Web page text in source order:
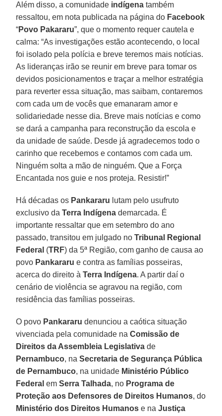
Além disso, a comunidade indígena também
ressaltou, em nota publicada na página do Facebook
“Povo Pakararu”, que o momento requer cautela e
calma: “As investigações estão acontecendo, o local
foi isolado pela polícia e breve teremos mais notícias.
As lideranças irão se reunir em breve para tomar os
devidos posicionamentos e traçar a melhor estratégia
para reverter essa situação, mas saibam, contaremos
com cada um de vocês que emanaram amor e
solidariedade nesse dia. Breve mais notícias e como
se dará a campanha para reconstrução da escola e
da unidade de saúde. Desde já agradecemos todo o
carinho que recebemos e contamos com cada um.
Ninguém solta a mão de ninguém. Que a Força
Encantada nos guie e nos proteja. Resistir!”
Há décadas os Pankararu lutam pelo usufruto
exclusivo daTerra Indígena demarcada. É
importante ressaltar que em setembro do ano
passado, transitou em julgado noTribunal Regional
Federal (TRF) da 5ª Região, com ganho de causa ao
povo Pankararu e contra as famílias posseiras,
acerca do direito àTerra Indígena. A partir daí o
cenário de violência se agravou na região, com
residência das famílias posseiras.
O povo Pankararu denunciou a caótica situação
vivenciada pela comunidade naComissão de
Direitos da Assembleia Legislativa de
Pernambuco, naSecretaria de Segurança Pública
de Pernambuco, na unidade Ministério Público
Federal emSerra Talhada, no Programa de
Proteção aos Defensores de Direitos Humanos, do
Ministério dos Direitos Humanos e naJustiça